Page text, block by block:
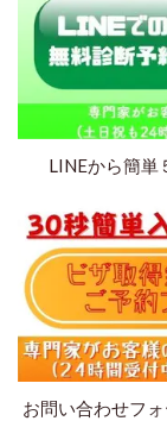
LINEから簡単
お問い合わせフ